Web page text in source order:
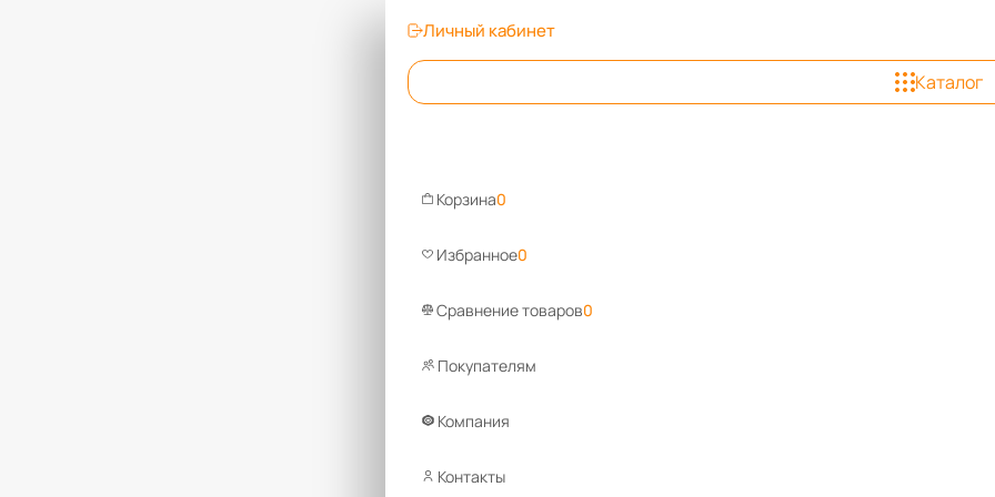
Личный кабинет
Каталог
Корзина0
Избранное0
Сравнение товаров0
Покупателям
Компания
Контакты